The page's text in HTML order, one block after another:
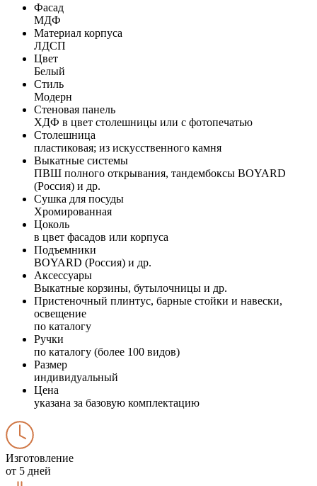
Фасад
МДФ
Материал корпуса
ЛДСП
Цвет
Белый
Стиль
Модерн
Стеновая панель
ХДФ в цвет столешницы или с фотопечатью
Столешница
пластиковая; из искусственного камня
Выкатные системы
ПВШ полного открывания, тандембоксы BOYARD
(Россия) и др.
Сушка для посуды
Хромированная
Цоколь
в цвет фасадов или корпуса
Подъемники
BOYARD (Россия) и др.
Аксессуары
Выкатные корзины, бутылочницы и др.
Пристеночный плинтус, барные стойки и навески,
освещение
по каталогу
Ручки
по каталогу (более 100 видов)
Размер
индивидуальный
Цена
указана за базовую комплектацию
Изготовление
от 5 дней